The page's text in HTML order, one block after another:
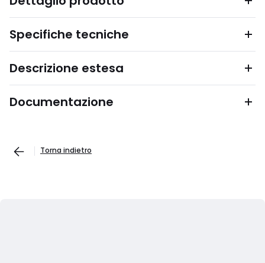
Specifiche tecniche
Descrizione estesa
Documentazione
Torna indietro